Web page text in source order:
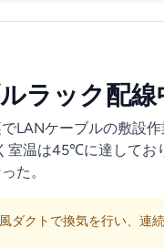
ラック配
LANケーブルの敷設
室温は45℃に達してお
た。
ダクトで換気を行い、連